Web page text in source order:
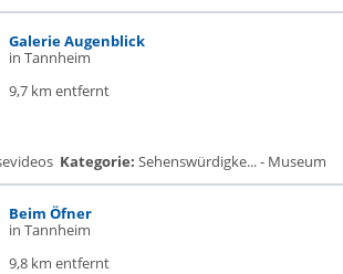
Galerie Augenblick
in Tannheim
9,7 km entfernt
Kategorie: Sehenswürdigke... - Museum
Beim Öfner
in Tannheim
9,8 km entfernt